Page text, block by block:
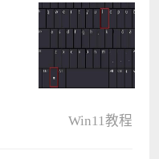
Win11教程